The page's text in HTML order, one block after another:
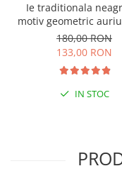
Ie traditionala
motiv geometric
01
180,00 RON
133,00 RON
IN STOC